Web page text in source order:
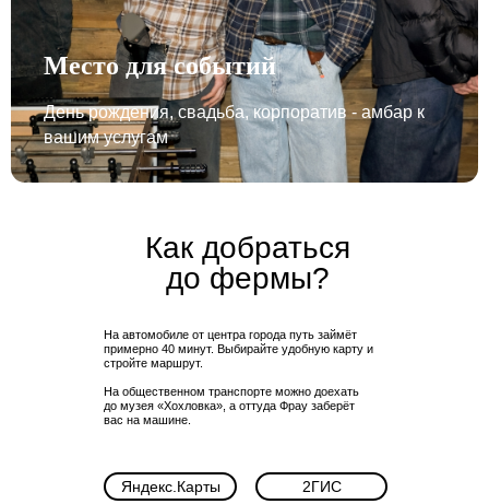
Место для событий
День рождения, свадьба, корпоратив - амбар к
вашим услугам
На автомобиле от центра города путь займёт
примерно 40 минут. Выбирайте удобную карту и
стройте маршрут.
На общественном транспорте можно доехать
до музея «Хохловка», а оттуда Фрау заберёт
вас на машине.
Как добраться
до фермы?
2ГИС
Яндекс.Карты